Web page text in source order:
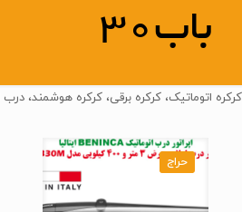
باب30
کرکره اتوماتیک، کرکره برقی، کرکره هوشمند،
حراج